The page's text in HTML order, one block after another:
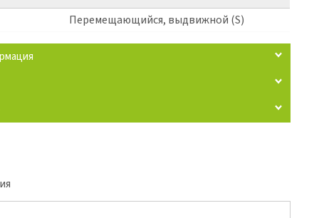
Перемещающийся, выдвижной (S)